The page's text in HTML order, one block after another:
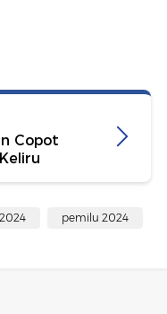
Copot
pemilu 2024